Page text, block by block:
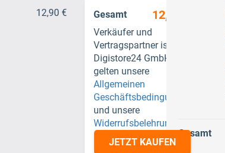
12,90 € Gesamt 12,90 €
Verkäufer und
Vertragspartner ist
Digistore24 GmbH. Es
gelten unsere
Allgemeinen
Geschäftsbedingungen
und unsere
Widerrufsbelehrung
JETZT KAUFEN
Gesamt